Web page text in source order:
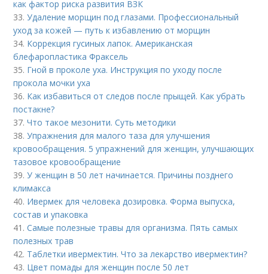
как фактор риска развития ВЗК
33.Удаление морщин под глазами. Профессиональный
уход за кожей — путь к избавлению от морщин
34. Коррекция гусиных лапок. Американская
блефаропластика Фраксель
35. Гной в проколе уха. Инструкция по уходу после
прокола мочки уха
36. Как избавиться от следов после прыщей. Как убрать
постакне?
37.Что такое мезонити. Суть методики
38.Упражнения для малого таза для улучшения
кровообращения. 5 упражнений для женщин, улучшающих
тазовое кровообращение
39.У женщин в 50 лет начинается. Причины позднего
климакса
40. Ивермек для человека дозировка. Форма выпуска,
состав и упаковка
41.Самые полезные травы для организма. Пять самых
полезных трав
42. Таблетки ивермектин. Что за лекарство ивермектин?
43. Цвет помады для женщин после 50 лет